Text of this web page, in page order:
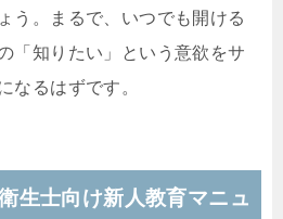
う。まるで、いつでも開ける
「知りたい」という意欲をサ
なるはずです。
生士向け新人教育マニュ